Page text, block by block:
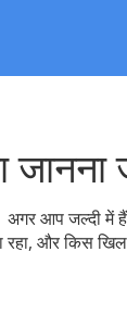
आप जल्दी में
रहा, और किस